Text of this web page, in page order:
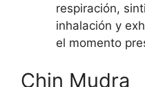
respiración,
inhalación y
el momento
Chin Mudra